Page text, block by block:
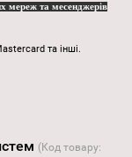
мереж та месенджерів
та інші.
(Код товару: